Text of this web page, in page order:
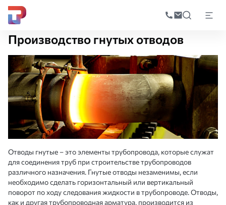
по
Главная Изготовление изделий металлопроката
Производство гнутых отводов
Отводы гнутые – это элементы трубопровода, которые служат
для соединения труб при строительстве трубопроводов
различного назначения. Гнутые отводы незаменимы, если
необходимо сделать горизонтальный или вертикальный
поворот по ходу следования жидкости в трубопроводе. Отводы,
как и другая трубопроводная арматура, производится из